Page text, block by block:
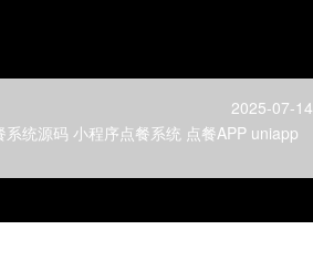
2025-07-14
系统源码 小程序点餐系统 点餐APP uniapp